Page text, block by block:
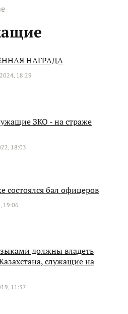
НАГРАДА
18:29
ЗКО - на страже
18:03
состоялся бал офицеров
19:06
должны владеть
служащие на
11:37